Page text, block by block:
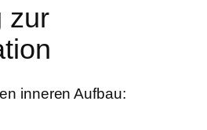
zur
inneren Aufbau: